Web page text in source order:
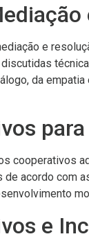
e
da
cooperativos
de acordo com
e